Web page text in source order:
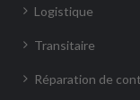
Logistique
Transitaire
Réparation de